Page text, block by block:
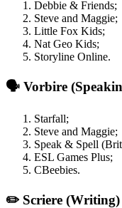
Debbie & Friends;
Steve and Maggie;
Little Fox Kids;
Nat Geo Kids;
Storyline Online.
🗣️ Vorbire
Starfall;
Steve and Maggie;
Speak & Spell
ESL Games Plus;
CBeebies.
✏️ Scriere (Writing)